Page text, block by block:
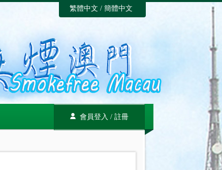
繁體中文 / 簡體中文
會員登入 / 註冊